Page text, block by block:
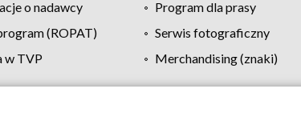
o nadawcy
Program dla prasy
(ROPAT)
Serwis fotograficzny
w TVP
Merchandising (znaki)